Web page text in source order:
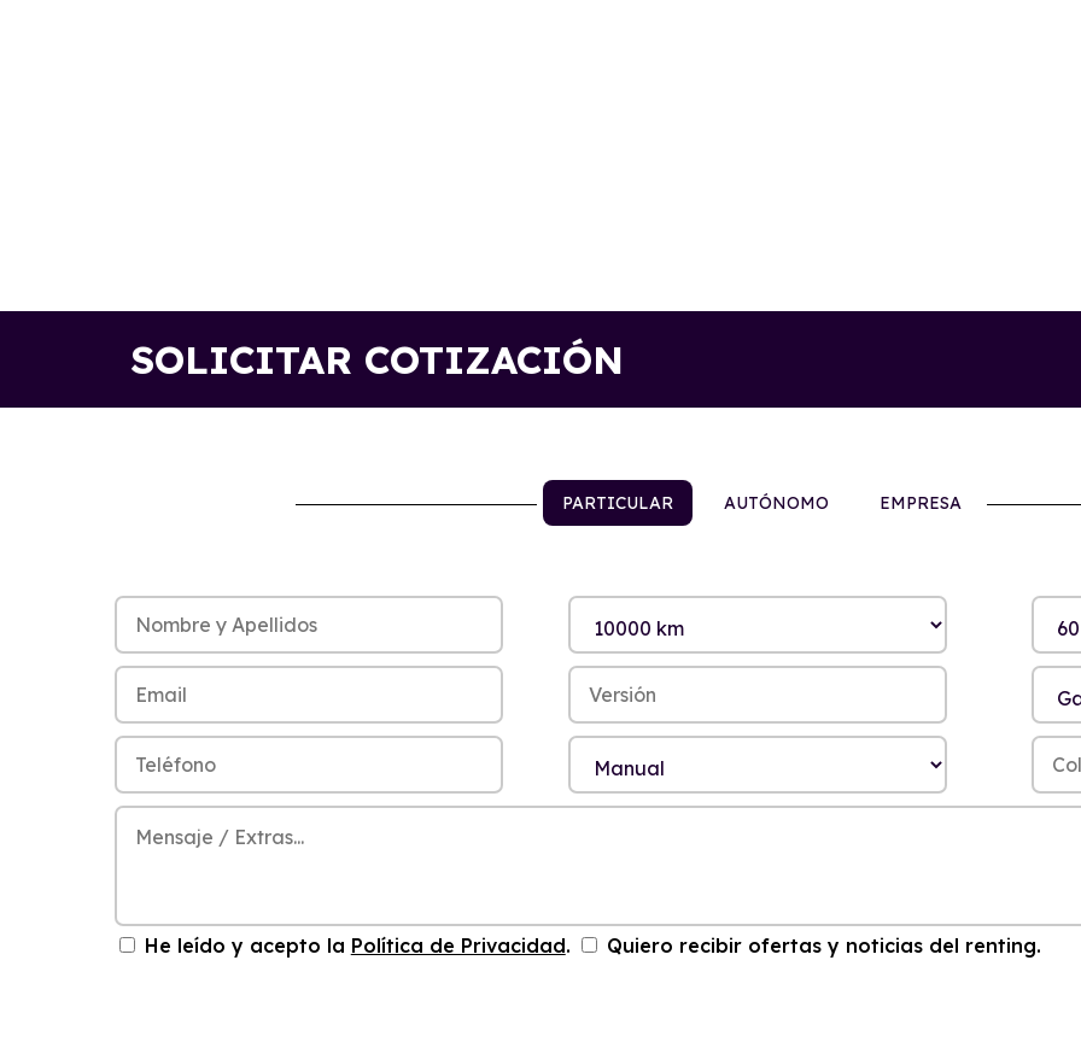
SOLICITAR COTIZACIÓN
PARTICULAR AUTÓNOMO EMPRESA
He leído y acepto la Política de Privacidad. Quiero recibir ofertas y noticias del renting.